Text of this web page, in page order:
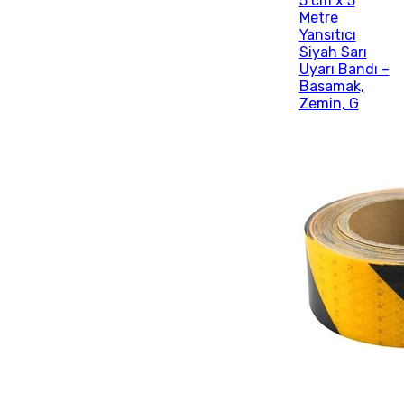
Metre
Yansıtıcı
Siyah Sarı
Uyarı Bandı –
Basamak,
Zemin, G